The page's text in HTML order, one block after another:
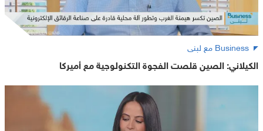
Business مع لبنى
الكيلاني: الصين قلصت الفجوة التكنولوجية مع أميركا